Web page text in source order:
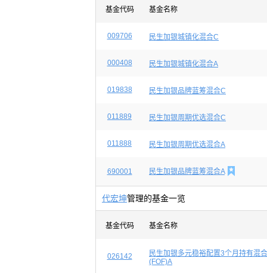
基金代码 基金名称
009706 民生加银城镇化混合C
000408 民生加银城镇化混合A
019838 民生加银品牌蓝筹混合C
011889 民生加银周期优选混合C
011888 民生加银周期优选混合A
690001 民生加银品牌蓝筹混合A 
代宏坤管理的基金一览
基金代码 基金名称
026142
民生加银多元稳裕配置3个月持有混合
(FOF)A